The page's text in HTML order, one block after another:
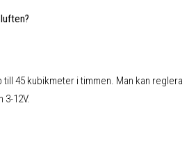
45 kubikmeter i timmen. Man kan reglera
12V.